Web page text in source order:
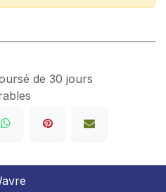
de 30 jours